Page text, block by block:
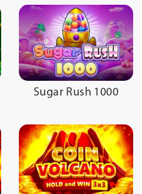
Sugar Rush 1000